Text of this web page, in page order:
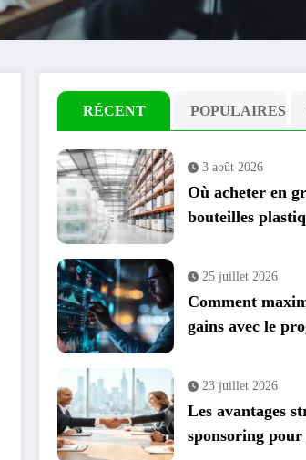
RÉCENT POPULAIRES
3 août 2026
Où acheter en
bouteilles
25 juillet 2026
Comment
gains avec le
23 juillet 2026
Les avantages
sponsoring pour